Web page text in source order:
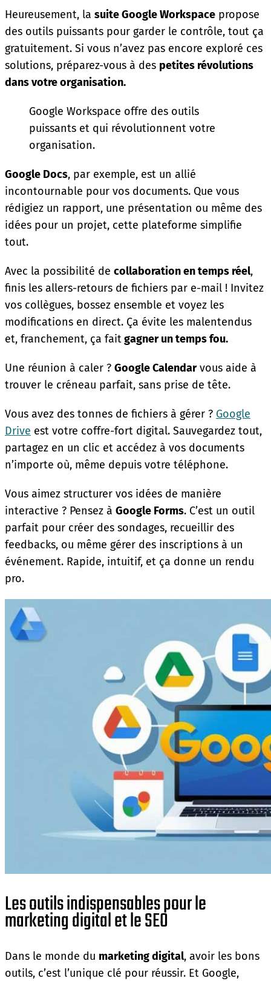
Heureusement, la suite Google Workspace propose
des outils puissants pour garder le contrôle, tout ça
gratuitement. Si vous n’avez pas encore exploré ces
solutions, préparez-vous à des petites révolutions
dans votre organisation.
Google Workspace offre des outils
puissants et qui révolutionnent votre
organisation.
Google Docs, par exemple, est un allié
incontournable pour vos documents. Que vous
rédigiez un rapport, une présentation ou même des
idées pour un projet, cette plateforme simplifie
tout.
Avec la possibilité de collaboration en temps réel,
finis les allers-retours de fichiers par e-mail ! Invitez
vos collègues, bossez ensemble et voyez les
modifications en direct. Ça évite les malentendus
et, franchement, ça faitgagner un temps fou.
Une réunion à caler ? Google Calendarvous aide à
trouver le créneau parfait, sans prise de tête.
Vous avez des tonnes de fichiers à gérer ? Google
Drive est votre coffre-fort digital. Sauvegardez tout,
partagez en un clic et accédez à vos documents
n’importe où, même depuis votre téléphone.
Vous aimez structurer vos idées de manière
interactive ? Pensez à Google Forms. C’est un outil
parfait pour créer des sondages, recueillir des
feedbacks, ou même gérer des inscriptions à un
événement. Rapide, intuitif, et ça donne un rendu
pro.
Les outils indispensables pour le
marketing digital et le SEO
Dans le monde du marketing digital, avoir les bons
outils, c’est l’unique clé pour réussir. Et Google,